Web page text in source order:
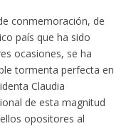
conmemoración, de
país que ha sido
ocasiones, se ha
tormenta perfecta en
Claudia
de esta magnitud
opositores al